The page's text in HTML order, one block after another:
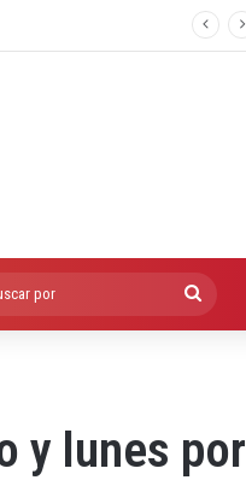
Buscar
por
y lunes por